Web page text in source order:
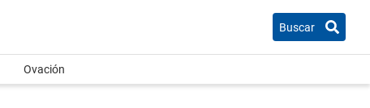
Buscar
Ovación